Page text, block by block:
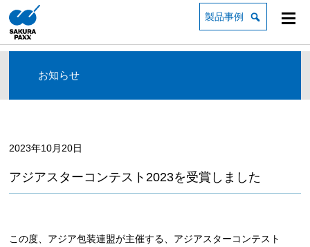
製品事例
お知らせ
2023年10月20日
アジアスターコンテスト2023を受賞しました
この度、アジア包装連盟が主催する、アジアスターコンテスト